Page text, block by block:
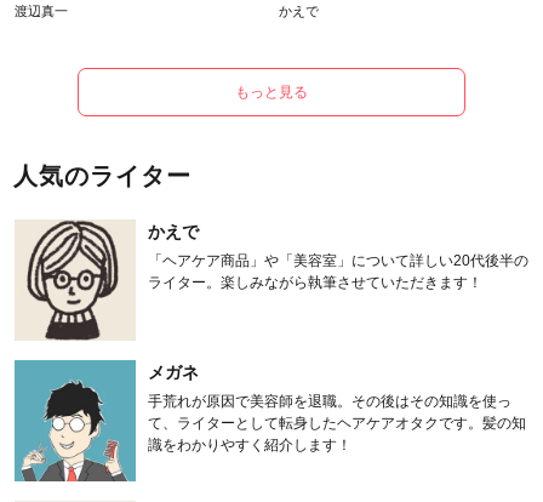
渡辺真一 かえで
もっと見る
人気のライター
かえで
「ヘアケア商品」や「美容室」について詳しい20代後半の
ライター。楽しみながら執筆させていただきます！
メガネ
手荒れが原因で美容師を退職。その後はその知識を使っ
て、ライターとして転身したヘアケアオタクです。髪の知
識をわかりやすく紹介します！